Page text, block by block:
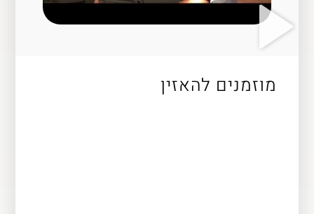
מוזמנים להאזין